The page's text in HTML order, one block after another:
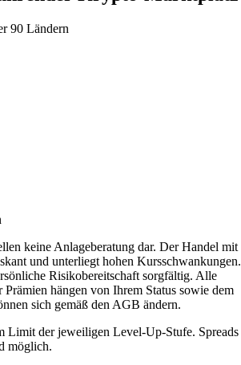
90 Ländern
keine Anlageberatung dar. Der Handel mit
und unterliegt hohen Kursschwankungen.
Risikobereitschaft sorgfältig. Alle
Prämien hängen von Ihrem Status sowie dem
sich gemäß den AGB ändern.
Limit der jeweiligen Level-Up-Stufe. Spreads
möglich.